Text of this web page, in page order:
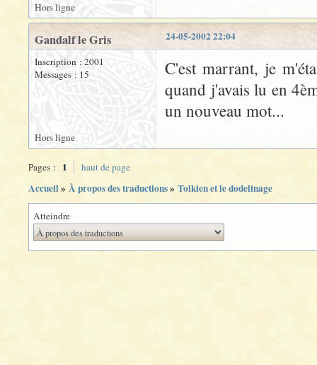
Hors ligne
24-05-2002 22:04
Gandalf le Gris
Inscription : 2001
Messages : 15
C'est marrant, je
quand j'avais lu en
un nouveau mot...
Hors ligne
Pages : 1 haut de page
Accueil» À propos des traductions» Tolkien et le dodelinage
Atteindre